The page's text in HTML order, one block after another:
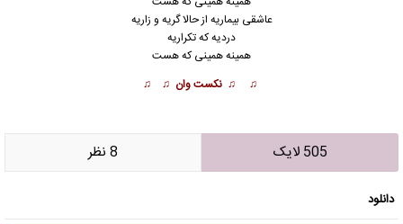
عاشقی بیماریه از حالا گریه و زاریه
دردیه که تکراریه
همینه همینی که هست
♫ ♫ نکست وان ♫ ♫
505 لایک 8 نظر
دانلود